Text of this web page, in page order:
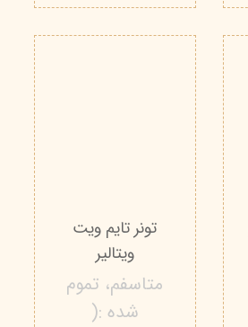
تونر تایم ویت
ویتالیر
متاسفم، تموم
شده :(